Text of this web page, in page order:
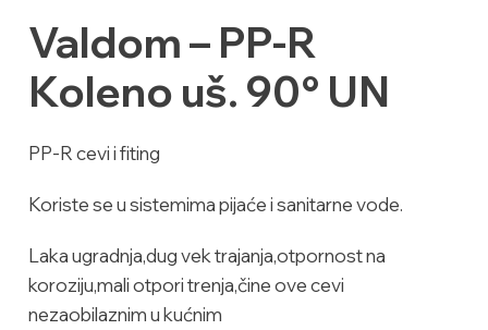
Valdom – PP-R
Koleno uš. 90° UN
PP-R cevi i fiting
Koriste se u sistemima pijaće i sanitarne vode.
Laka ugradnja,dug vek trajanja,otpornost na
koroziju,mali otpori trenja,čine ove cevi
nezaobilaznim u kućnim